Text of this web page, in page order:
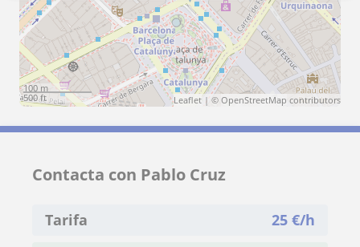
100 m
500 ft
Leaflet | © OpenStreetMap contributors
Contacta con Pablo Cruz
Tarifa 25 €/h